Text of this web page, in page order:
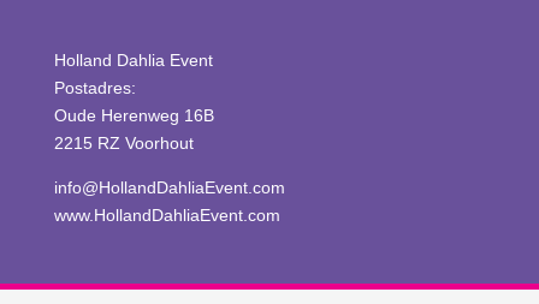
Holland Dahlia Event
Postadres:
Oude Herenweg 16B
2215 RZ Voorhout
info@HollandDahliaEvent.com
www.HollandDahliaEvent.com